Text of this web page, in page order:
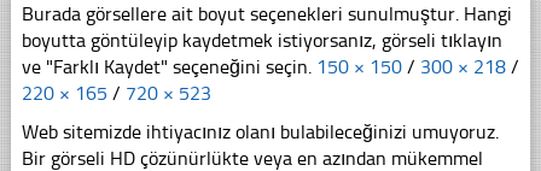
Burada görsellere ait boyut seçenekleri sunulmuştur. Hangi
boyutta göntüleyip kaydetmek istiyorsanız, görseli tıklayın
ve "Farklı Kaydet" seçeneğini seçin. 150 × 150 / 300 × 218 /
220 × 165 / 720 × 523
Web sitemizde ihtiyacınız olanı bulabileceğinizi umuyoruz.
Bir görseli HD çözünürlükte veya en azından mükemmel